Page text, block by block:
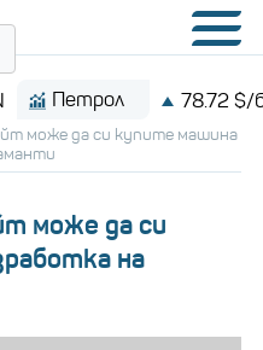
Петрол 78.72 $/барел
може да си купите машина
може да си
на